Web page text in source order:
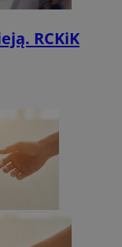
RCKiK